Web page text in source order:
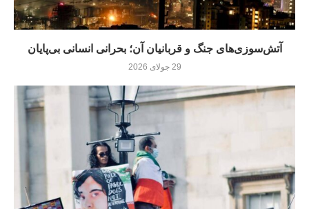
آتش‌سوزی‌های جنگ و قربانیان آن؛ بحرانی انسانی بی‌پایان
29 جولای 2026